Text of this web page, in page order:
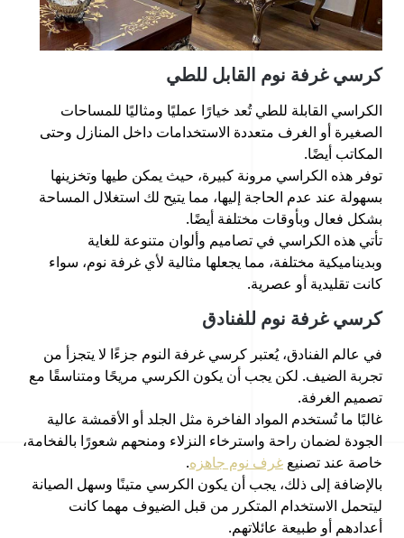
كرسي غرفة نوم القابل للطي
الكراسي القابلة للطي تُعد خيارًا عمليًا ومثاليًا للمساحات
الصغيرة أو الغرف متعددة الاستخدامات داخل المنازل وحتى
المكاتب أيضًا.
توفر هذه الكراسي مرونة كبيرة، حيث يمكن طيها وتخزينها
بسهولة عند عدم الحاجة إليها، مما يتيح لك استغلال المساحة
بشكل فعال وبأوقات مختلفة أيضًا.
تأتي هذه الكراسي في تصاميم وألوان متنوعة للغاية
وبديناميكية مختلفة، مما يجعلها مثالية لأي غرفة نوم، سواء
كانت تقليدية أو عصرية.
كرسي غرفة نوم للفنادق
في عالم الفنادق، يُعتبر كرسي غرفة النوم جزءًا لا يتجزأ من
تجربة الضيف. لكن يجب أن يكون الكرسي مريحًا ومتناسقًا مع
تصميم الغرفة.
غالبًا ما تُستخدم المواد الفاخرة مثل الجلد أو الأقمشة عالية
الجودة لضمان راحة واسترخاء النزلاء ومنحهم شعورًا بالفخامة،
خاصة عند تصنيع غرف نوم جاهزه.
بالإضافة إلى ذلك، يجب أن يكون الكرسي متينًا وسهل الصيانة
ليتحمل الاستخدام المتكرر من قبل الضيوف مهما كانت
أعدادهم أو طبيعة عائلاتهم.